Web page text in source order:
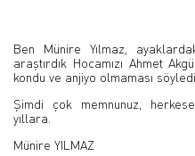
Ben Münire Yılmaz,
araştırdık Hocamızı Ahmet
kondu ve anjiyo olmaması
Şimdi çok memnunuz,
yıllara.
Münire YILMAZ